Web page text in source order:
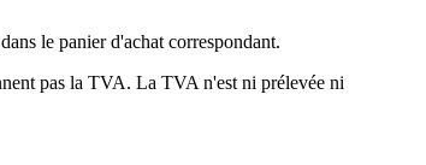
le panier d'achat correspondant.
pas la TVA. La TVA n'est ni prélevée ni